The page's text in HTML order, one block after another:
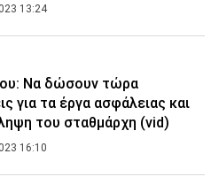
13:24
Να δώσουν τώρα
για τα έργα ασφάλειας και
του σταθμάρχη (vid)
16:10